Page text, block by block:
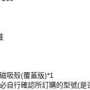
吸殼(覆蓋版)*1
自行確認所訂購的型號(是